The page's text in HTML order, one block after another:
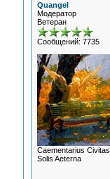
Quangel
Модератор
Ветеран
Сообщений: 7735
Сaementarius Civitas
Solis Aeterna